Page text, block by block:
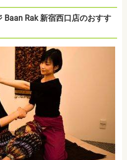
Baan Rak 新宿西口店のおすす